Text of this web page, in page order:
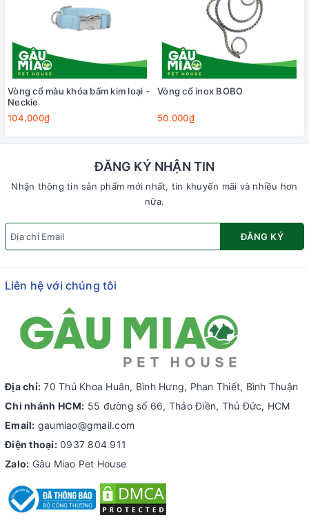
Vòng cổ màu khóa bấm kim loại -
Neckie
104.000₫
Vòng cổ inox BOBO
50.000₫
ĐĂNG KÝ NHẬN TIN
Nhận thông tin sản phẩm mới nhất, tin khuyến mãi và nhiều hơn
nữa.
ĐĂNG KÝ
Liên hệ với chúng tôi
Địa chỉ: 70 Thủ Khoa Huân, Bình Hưng, Phan Thiết, Bình Thuận
Chi nhánh HCM: 55 đường số 66, Thảo Điền, Thủ Đức, HCM
Email: gaumiao@gmail.com
Điện thoại: 0937 804 911
Zalo: Gâu Miao Pet House